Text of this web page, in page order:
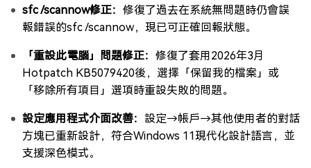
sfc /scannow修正： 修復了過去在系統無問題時仍會誤
報錯誤的sfc /scannow，現已可正確回報狀態。
「重設此電腦」問題修正： 修復了套用2026年3月
Hotpatch KB5079420後，選擇「保留我的檔案」或
「移除所有項目」選項時重設失敗的問題。
設定應用程式介面改善： 設定→帳戶→其他使用者的對話
方塊已重新設計，符合Windows 11現代化設計語言，並
支援深色模式。